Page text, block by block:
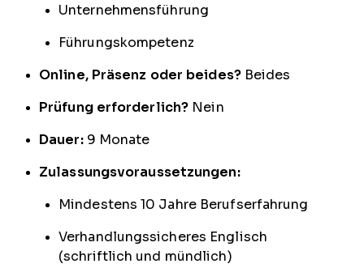
Unternehmensführung
Führungskompetenz
Online, Präsenz oder beides?Beides
Prüfung erforderlich? Nein
Dauer:9 Monate
Zulassungsvoraussetzungen:
Mindestens 10 Jahre Berufserfahrung
Verhandlungssicheres Englisch
(schriftlich und mündlich)